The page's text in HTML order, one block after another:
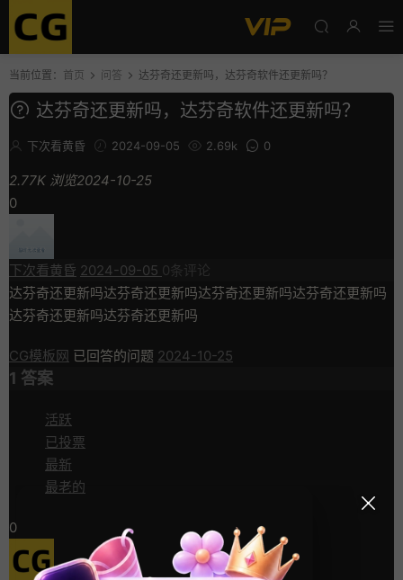
当前位置： 首页 问答 达芬奇还更新吗，达芬奇软件还更新吗？
达芬奇还更新吗，达芬奇软件还更新吗？
下次看黄昏 2024-09-05 2.69k 0
2.77K 浏览2024-10-25
0
下次看黄昏 2024-09-05 0条评论
达芬奇还更新吗达芬奇还更新吗达芬奇还更新吗达芬奇还更新吗
达芬奇还更新吗达芬奇还更新吗
CG模板网 已回答的问题 2024-10-25
1 答案
活跃
已投票
最新
最老的
0